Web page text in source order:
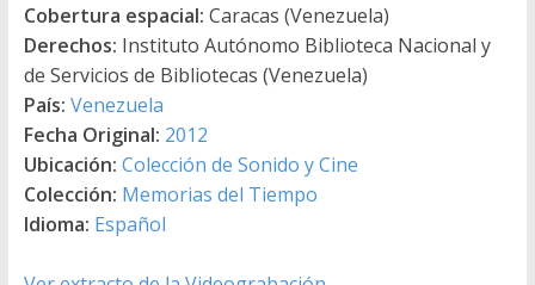
Cobertura espacial: Caracas (Venezuela)
Derechos: Instituto Autónomo Biblioteca Nacional y
de Servicios de Bibliotecas (Venezuela)
País: Venezuela
Fecha Original: 2012
Ubicación: Colección de Sonido y Cine
Colección: Memorias del Tiempo
Idioma: Español